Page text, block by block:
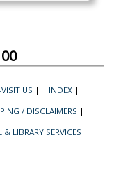
US | INDEX |
/ DISCLAIMERS |
LIBRARY SERVICES |